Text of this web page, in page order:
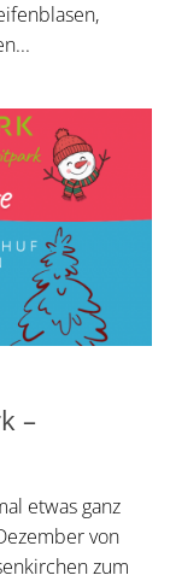
–
etwas ganz
von
zum